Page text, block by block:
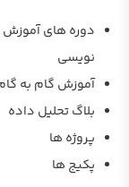
دوره های آموزش
نویسی
آموزش گام به
بلاگ تحلیل داده
پروژه ها
پکیج ها